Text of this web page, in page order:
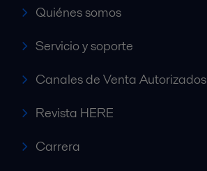
Quiénes somos
Servicio y soporte
Canales de Venta Autorizados
Revista HERE
Carrera